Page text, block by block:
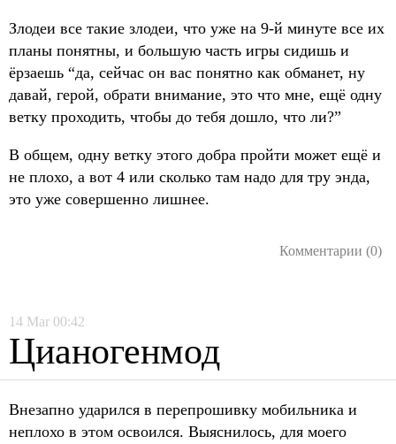
Злодеи все такие злодеи, что уже на 9-й минуте все их
планы понятны, и большую часть игры сидишь и
ёрзаешь “да, сейчас он вас понятно как обманет, ну
давай, герой, обрати внимание, это что мне, ещё одну
ветку проходить, чтобы до тебя дошло, что ли?”
В общем, одну ветку этого добра пройти может ещё и
не плохо, а вот 4 или сколько там надо для тру энда,
это уже совершенно лишнее.
Комментарии (0)
14 Mar 00:42
Цианогенмод
Внезапно ударился в перепрошивку мобильника и
неплохо в этом освоился. Выяснилось, для моего